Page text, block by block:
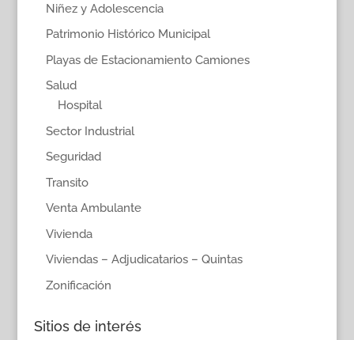
Niñez y Adolescencia
Patrimonio Histórico Municipal
Playas de Estacionamiento Camiones
Salud
Hospital
Sector Industrial
Seguridad
Transito
Venta Ambulante
Vivienda
Viviendas – Adjudicatarios – Quintas
Zonificación
Sitios de interés